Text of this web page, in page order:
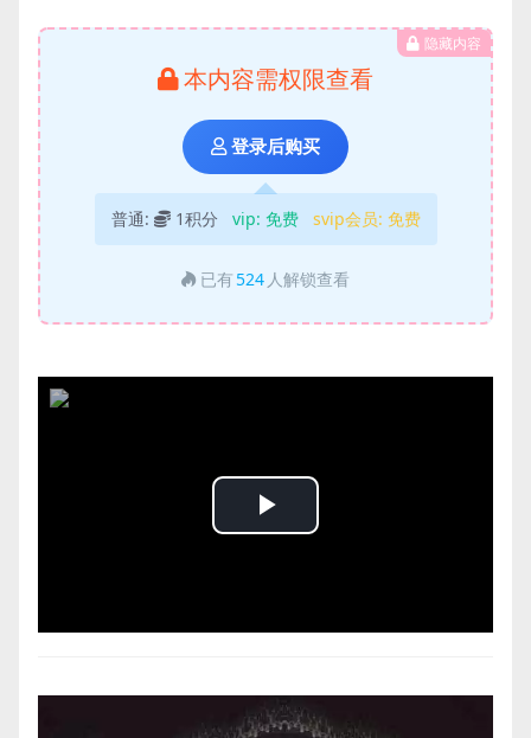
隐藏内容
本内容需权限查看
登录后购买
普通: 1积分 vip: 免费 svip会员: 免费
已有 524 人解锁查看
Play